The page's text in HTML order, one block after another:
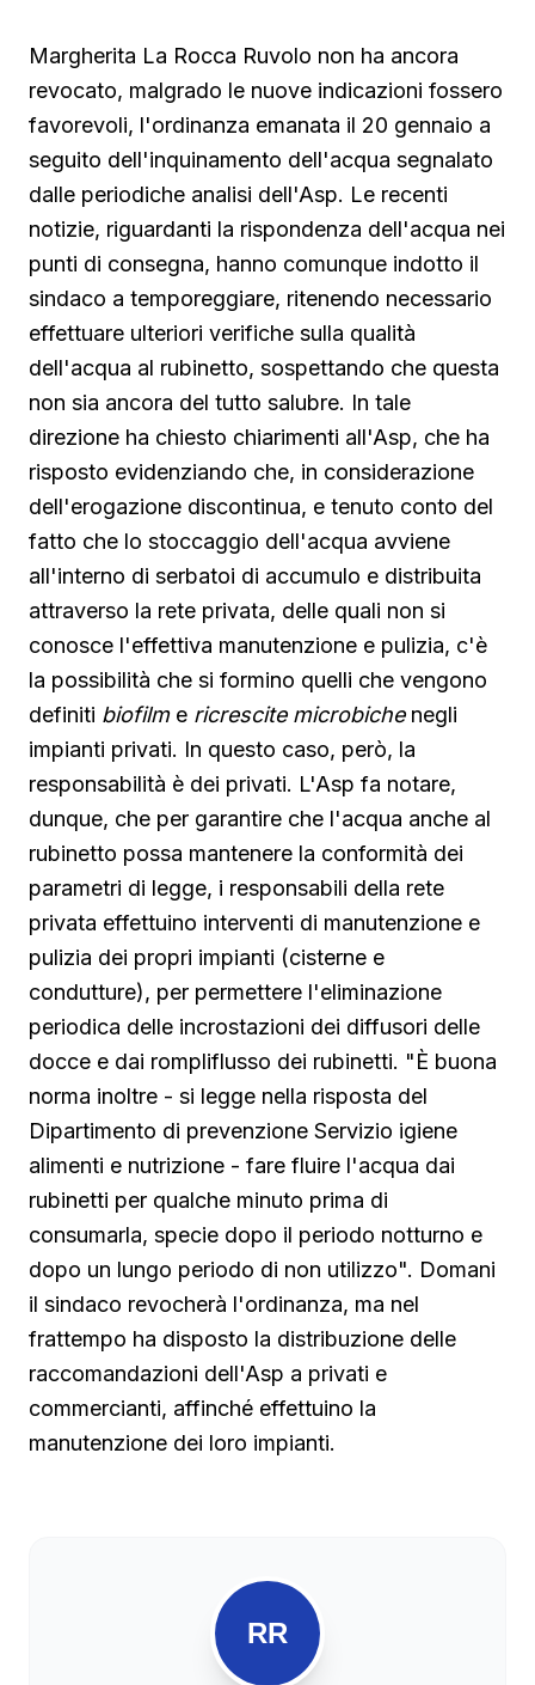
Margherita La Rocca Ruvolo non ha ancora
revocato, malgrado le nuove indicazioni fossero
favorevoli, l'ordinanza emanata il 20 gennaio a
seguito dell'inquinamento dell'acqua segnalato
dalle periodiche analisi dell'Asp. Le recenti
notizie, riguardanti la rispondenza dell'acqua nei
punti di consegna, hanno comunque indotto il
sindaco a temporeggiare, ritenendo necessario
effettuare ulteriori verifiche sulla qualità
dell'acqua al rubinetto, sospettando che questa
non sia ancora del tutto salubre. In tale
direzione ha chiesto chiarimenti all'Asp, che ha
risposto evidenziando che, in considerazione
dell'erogazione discontinua, e tenuto conto del
fatto che lo stoccaggio dell'acqua avviene
all'interno di serbatoi di accumulo e distribuita
attraverso la rete privata, delle quali non si
conosce l'effettiva manutenzione e pulizia, c'è
la possibilità che si formino quelli che vengono
definiti biofilme ricrescite microbiche negli
impianti privati. In questo caso, però, la
responsabilità è dei privati. L'Asp fa notare,
dunque, che per garantire che l'acqua anche al
rubinetto possa mantenere la conformità dei
parametri di legge, i responsabili della rete
privata effettuino interventi di manutenzione e
pulizia dei propri impianti (cisterne e
condutture), per permettere l'eliminazione
periodica delle incrostazioni dei diffusori delle
docce e dai rompliflusso dei rubinetti. "È buona
norma inoltre - si legge nella risposta del
Dipartimento di prevenzione Servizio igiene
alimenti e nutrizione - fare fluire l'acqua dai
rubinetti per qualche minuto prima di
consumarla, specie dopo il periodo notturno e
dopo un lungo periodo di non utilizzo". Domani
il sindaco revocherà l'ordinanza, ma nel
frattempo ha disposto la distribuzione delle
raccomandazioni dell'Asp a privati e
commercianti, affinché effettuino la
manutenzione dei loro impianti.
RR